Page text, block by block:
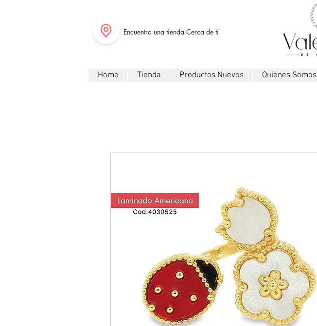
Encuentra una tienda Cerca de ti
Home Tienda Productos Nuevos Quienes Somos